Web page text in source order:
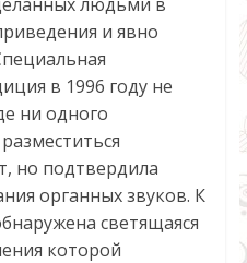
и явно
в 1996 году не
ни одного
но подтвердила
органных звуков. К
светящаяся
которой